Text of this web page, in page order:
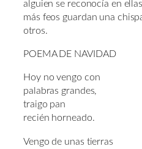
alguien se reconocía en
más feos guardan una
otros.
POEMA DE NAVIDAD
Hoy no vengo con
palabras grandes,
traigo pan
recién horneado.
Vengo de unas tierras